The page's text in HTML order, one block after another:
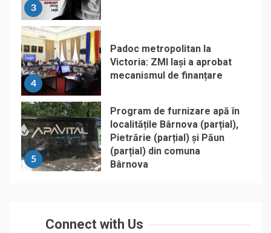
3
4
Padoc metropolitan la
Victoria: ZMI Iași a aprobat
mecanismul de finanțare
5
Program de furnizare apă în
localitățile Bârnova (parțial),
Pietrărie (parțial) și Păun
(parțial) din comuna
Bârnova
Connect with Us